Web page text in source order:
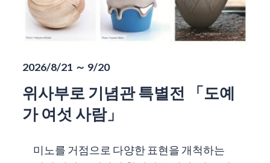
2026/8/21 ～ 9/20
위사부로 기념관 특별전 「도예
가 여섯 사람」
미노를 거점으로 다양한 표현을 개척하는